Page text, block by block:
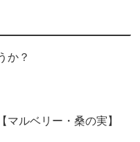
か？
マルベリー・桑の実】